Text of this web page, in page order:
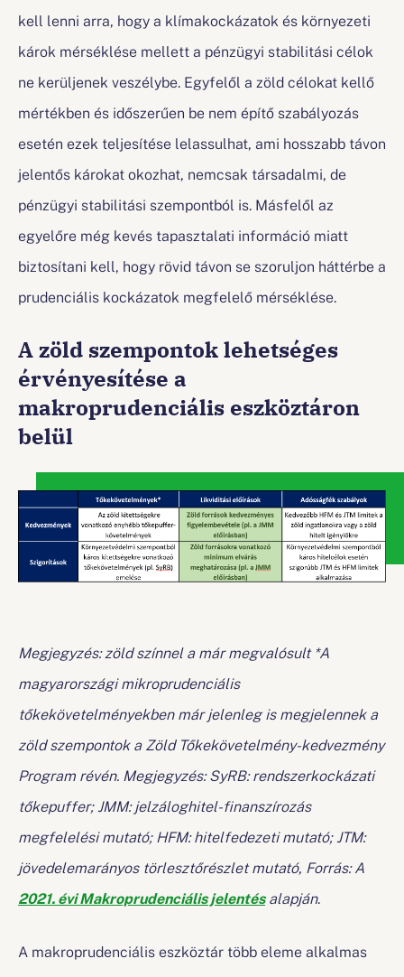
kell lenni arra, hogy a klímakockázatok és környezeti
károk mérséklése mellett a pénzügyi stabilitási célok
ne kerüljenek veszélybe. Egyfelől a zöld célokat kellő
mértékben és időszerűen be nem építő szabályozás
esetén ezek teljesítése lelassulhat, ami hosszabb távon
jelentős károkat okozhat, nemcsak társadalmi, de
pénzügyi stabilitási szempontból is. Másfelől az
egyelőre még kevés tapasztalati információ miatt
biztosítani kell, hogy rövid távon se szoruljon háttérbe a
prudenciális kockázatok megfelelő mérséklése.
A zöld szempontok lehetséges
érvényesítése a
makroprudenciális eszköztáron
belül
Megjegyzés: zöld színnel a már megvalósult *A
magyarországi mikroprudenciális
tőkekövetelményekben már jelenleg is megjelennek a
zöld szempontok a Zöld Tőkekövetelmény-kedvezmény
Program révén. Megjegyzés: SyRB: rendszerkockázati
tőkepuffer; JMM: jelzáloghitel-finanszírozás
megfelelési mutató; HFM: hitelfedezeti mutató; JTM:
jövedelemarányos törlesztőrészlet mutató, Forrás: A
2021. évi Makroprudenciális jelentésalapján.
A makroprudenciális eszköztár több eleme alkalmas